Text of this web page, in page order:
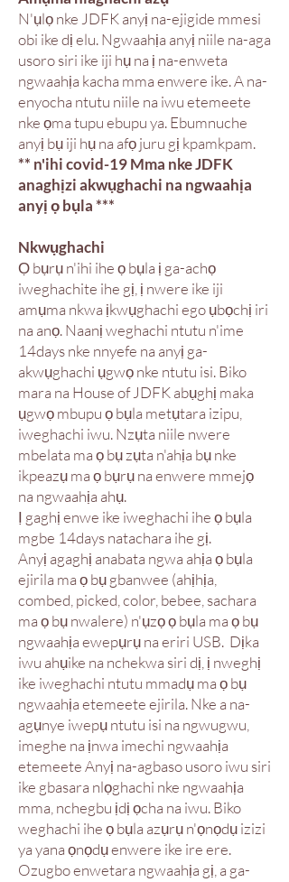
N'ụlọ nke JDFK anyị na-ejigide mmesi
obi ike dị elu. Ngwaahịa anyị niile na-aga
usoro siri ike iji hụ na ị na-enweta
ngwaahịa kacha mma enwere ike. A na-
enyocha ntutu niile na iwu etemeete
nke ọma tupu ebupu ya. Ebumnuche
anyị bụ iji hụ na afọ juru gị kpamkpam.
** n'ihi covid-19 Mma nke JDFK
anaghịzi akwụghachi na ngwaahịa
anyị ọ bụla ***
Nkwụghachi
Ọ bụrụ n'ihi ihe ọ bụla ị ga-achọ
iweghachite ihe gị, ị nwere ike iji
amụma nkwa ịkwụghachi ego ụbọchị iri
na anọ. Naanị weghachi ntutu n'ime
14days nke nnyefe na anyị ga-
akwụghachi ụgwọ nke ntutu isi. Biko
mara na House of JDFK abụghị maka
ụgwọ mbupu ọ bụla metụtara izipu,
iweghachi iwu. Nzụta niile nwere
mbelata ma ọ bụ zụta n'ahịa bụ nke
ikpeazụ ma ọ bụrụ na enwere mmejọ
na ngwaahịa ahụ.
Ị gaghị enwe ike iweghachi ihe ọ bụla
mgbe 14days natachara ihe gị.
Anyị agaghị anabata ngwa ahịa ọ bụla
ejirila ma ọ bụ gbanwee (ahịhịa,
combed, picked, color, bebee, sachara
ma ọ bụ nwalere) n'ụzọ ọ bụla ma ọ bụ
ngwaahịa ewepụrụ na eriri USB. Dịka
iwu ahụike na nchekwa siri dị, ị nweghị
ike iweghachi ntutu mmadụ ma ọ bụ
ngwaahịa etemeete ejirila. Nke a na-
agụnye iwepụ ntutu isi na ngwugwu,
imeghe na ịnwa imechi ngwaahịa
etemeete Anyị na-agbaso usoro iwu siri
ike gbasara nlọghachi nke ngwaahịa
mma, nchegbu ịdị ọcha na iwu. Biko
weghachi ihe ọ bụla azụrụ n'ọnọdụ izizi
ya yana ọnọdụ enwere ike ire ere.
Ozugbo enwetara ngwaahịa gị, a ga-